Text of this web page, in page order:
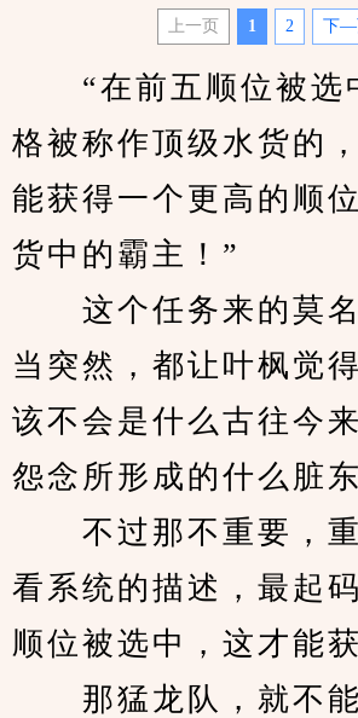
上一页 1 2 下—
“在前五顺位被选
格被称作顶级水货的
能获得一个更高的顺
货中的霸主！”
这个任务来的莫名
当突然，都让叶枫觉
该不会是什么古往今
怨念所形成的什么脏
不过那不重要，重
看系统的描述，最起
顺位被选中，这才能
那猛龙队，就不能